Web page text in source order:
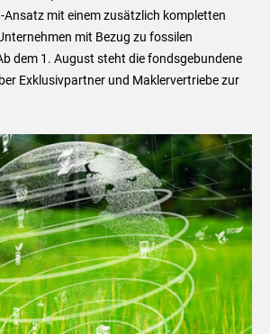
Ansatz mit einem zusätzlich kompletten
mit Bezug zu fossilen
dem 1. August steht die fondsgebundene
Exklusivpartner und Maklervertriebe zur